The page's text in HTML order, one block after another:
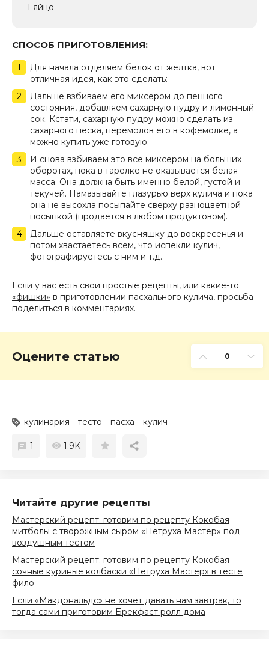
1 яйцо
СПОСОБ ПРИГОТОВЛЕНИЯ:
Для начала отделяем белок от желтка, вот
отличная идея, как это сделать:
Дальше взбиваем его миксером до пенного
состояния, добавляем сахарную пудру и лимонный
сок. Кстати, сахарную пудру можно сделать из
сахарного песка, перемолов его в кофемолке, а
можно купить уже готовую.
И снова взбиваем это всё миксером на больших
оборотах, пока в тарелке не оказывается белая
масса. Она должна быть именно белой, густой и
текучей. Намазывайте глазурью верх кулича и пока
она не высохла посыпайте сверху разноцветной
посыпкой (продается в любом продуктовом).
Дальше оставляете вкусняшку до воскресенья и
потом хвастаетесь всем, что испекли кулич,
фотографируетесь с ним и т.д.
Если у вас есть свои простые рецепты, или какие-то
«фишки» в приготовлении пасхального кулича, просьба
поделиться в комментариях.
Оцените статью 0
кулинария тесто пасха кулич
1 1.9K
Читайте другие рецепты
Мастерский рецепт: готовим по рецепту Кокобая
митболы с творожным сыром «Петруха Мастер» под
воздушным тестом
Мастерский рецепт: готовим по рецепту Кокобая
сочные куриные колбаски «Петруха Мастер» в тесте
фило
Если «Макдональдс» не хочет давать нам завтрак, то
тогда сами приготовим Брекфаст ролл дома